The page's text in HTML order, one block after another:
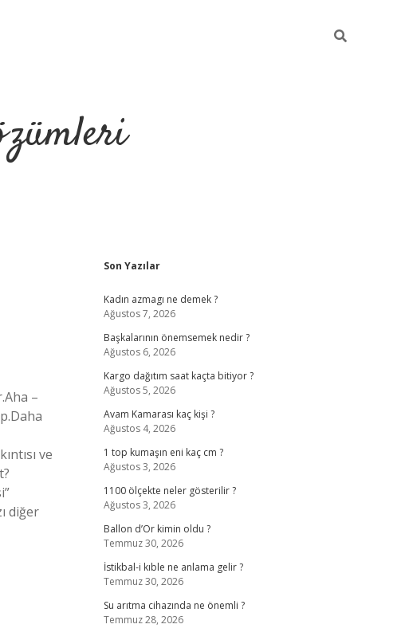
–
ve
diğer
Sidebar
Son Yazılar
Kadın azmagı ne demek ?
Ağustos 7, 2026
Başkalarının önemsemek nedir ?
Ağustos 6, 2026
Kargo dağıtım saat kaçta bitiyor ?
Ağustos 5, 2026
Avam Kamarası kaç kişi ?
Ağustos 4, 2026
1 top kumaşın eni kaç cm ?
Ağustos 3, 2026
1100 ölçekte neler gösterilir ?
Ağustos 3, 2026
Ballon d’Or kimin oldu ?
Temmuz 30, 2026
İstikbal-i kıble ne anlama gelir ?
Temmuz 30, 2026
Su arıtma cihazında ne önemli ?
Temmuz 28, 2026